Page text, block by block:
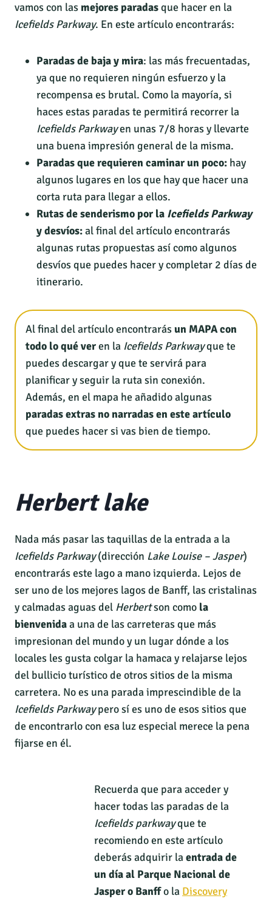
vamos con las mejores paradasque hacer en la
Icefields Parkway. En este artículo encontrarás:
Paradas de baja y mira: las más frecuentadas,
ya que no requieren ningún esfuerzo y la
recompensa es brutal. Como la mayoría, si
haces estas paradas te permitirá recorrer la
Icefields Parkwayen unas 7/8 horas y llevarte
una buena impresión general de la misma.
Paradas que requieren caminar un poco: hay
algunos lugares en los que hay que hacer una
corta ruta para llegar a ellos.
Rutas de senderismo por la Icefields Parkway
y desvíos:al final del artículo encontrarás
algunas rutas propuestas así como algunos
desvíos que puedes hacer y completar 2 días de
itinerario.
Al final del artículo encontrarásun MAPA con
todo lo qué veren la Icefields Parkwayque te
puedes descargar y que te servirá para
planificar y seguir la ruta sin conexión.
Además, en el mapa he añadido algunas
paradas extras no narradas en este artículo
que puedes hacer si vas bien de tiempo.
Herbert lake
Nada más pasar las taquillas de la entrada a la
Icefields Parkway(dirección Lake Louise – Jasper)
encontrarás este lago a mano izquierda. Lejos de
ser uno de los mejores lagos de Banff, las cristalinas
y calmadas aguas del Herbertson como la
bienvenidaa una de las carreteras que más
impresionan del mundo y un lugar dónde a los
locales les gusta colgar la hamaca y relajarse lejos
del bullicio turístico de otros sitios de la misma
carretera. No es una parada imprescindible de la
Icefields Parkwaypero sí es uno de esos sitios que
de encontrarlo con esa luz especial merece la pena
fijarse en él.
Recuerda que para acceder y
hacer todas las paradas de la
Icefields parkwayque te
recomiendo en este artículo
deberás adquirir laentrada de
un día al Parque Nacional de
Jasper o Banffo la Discovery